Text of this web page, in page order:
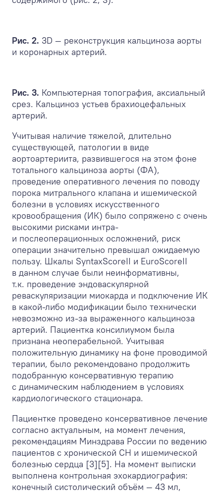
Рис. 2. 3D — реконструкция кальциноза аорты
и коронарных артерий.
Рис. 3. Компьютерная топография, аксиальный
срез. Кальциноз устьев брахиоцефальных
артерий.
Учитывая наличие тяжелой, длительно
существующей, патологии в виде
аортоартериита, развившегося на этом фоне
тотального кальциноза аорты (ФА),
проведение оперативного лечения по поводу
порока митрального клапана и ишемической
болезни в условиях искусственного
кровообращения (ИК) было сопряжено с очень
высокими рисками интра-
и послеоперационных осложнений, риск
операции значительно превышал ожидаемую
пользу. Шкалы SyntaxScoreII и EuroScoreII
в данном случае были неинформативны,
т.к. проведение эндоваскулярной
реваскуляризации миокарда и подключение ИК
в какой-либо модификации было технически
невозможно из-за выраженного кальциноза
артерий. Пациентка консилиумом была
признана неоперабельной. Учитывая
положительную динамику на фоне проводимой
терапии, было рекомендовано продолжить
подобранную консервативную терапию
с динамическим наблюдением в условиях
кардиологического стационара.
Пациентке проведено консервативное лечение
согласно актуальным, на момент лечения,
рекомендациям Минздрава России по ведению
пациентов с хронической СН и ишемической
болезнью сердца [3][5]. На момент выписки
выполнена контрольная эхокардиография:
конечный систолический объём — 43 мл,